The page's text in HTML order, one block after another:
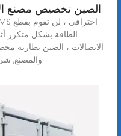
الصين تخصيص مصنع
الطاقة بشكل متكرر
الاتصالات ، الصين بطارية
والمصنع,